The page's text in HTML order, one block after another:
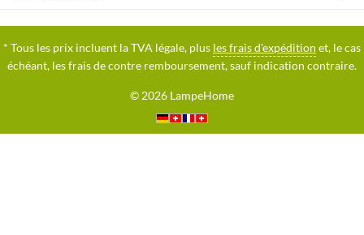
* Tous les prix incluent la TVA légale, plus les frais d'expédition et, le cas
échéant, les frais de contre remboursement, sauf indication contraire.
© 2026 LampeHome